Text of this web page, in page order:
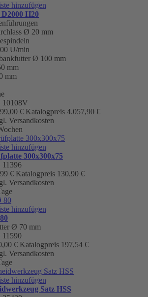
hinzufügen
H20
Ø 20 mm
U/min
Ø 100 mm
mm
mm
10108V
€ Katalogpreis 4.057,90 €
Versandkosten
hinzufügen
300x300x75
11396
€ Katalogpreis 130,90 €
Versandkosten
hinzufügen
Ø 70 mm
11590
€ Katalogpreis 197,54 €
Versandkosten
hinzufügen
Satz HSS